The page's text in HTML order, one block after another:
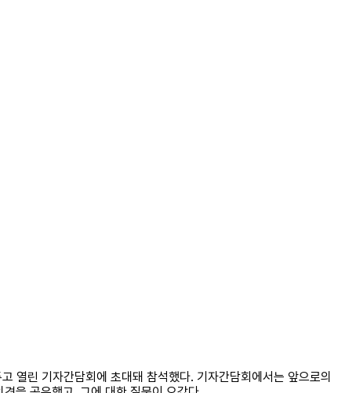
린 기자간담회에 초대돼 참석했다. 기자간담회에서는 앞으로의